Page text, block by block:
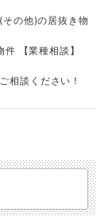
の他)の居抜き物
【業種相談】
相談ください！